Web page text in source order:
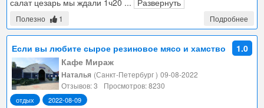
салат цезарь мы ждали 1ч20 ... Развернуть
Полезно 1 Подробнее
Если вы любите сырое резиновое мясо и хамство
вместо сервиса, то вам именно сюда.
1.0
Кафе Мираж
Наталья (Санкт-Петербург ) 09-08-2022
Отзывов: 3
Просмотров: 8230
отдых 2022-08-09